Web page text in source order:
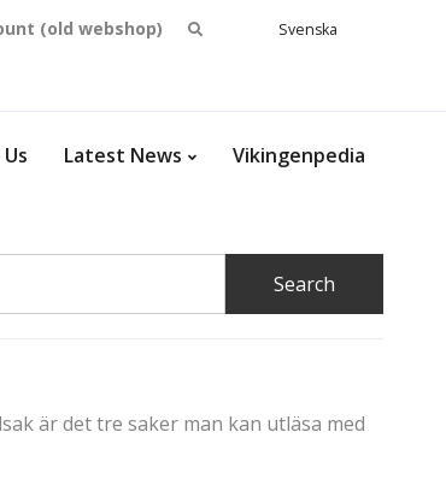
(old webshop)
Search
Svenska
Latest News Vikingenpedia
är det tre saker man kan utläsa med